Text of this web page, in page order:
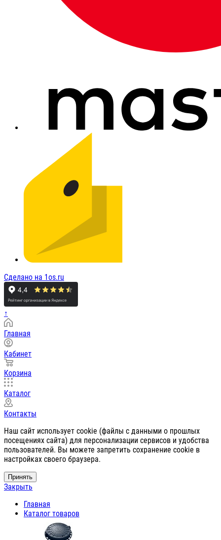
Сделано на 1os.ru
↑
Главная
Кабинет
Корзина
Каталог
Контакты
Наш сайт использует cookie (файлы с данными о прошлых
посещениях сайта) для персонализации сервисов и удобства
пользователей. Вы можете запретить сохранение cookie в
настройках своего браузера.
Принять
Закрыть
Главная
Каталог товаров